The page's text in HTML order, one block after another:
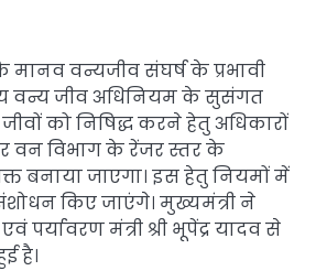
मानव वन्यजीव संघर्ष के प्रभावी
वन्य जीव अधिनियम के सुसंगत
जीवों को निषिद्ध करने हेतु अधिकारों
वन विभाग के रेंजर स्तर के
बनाया जाएगा। इस हेतु नियमों में
किए जाएंगे। मुख्यमंत्री ने
पर्यावरण मंत्री श्री भूपेंद्र यादव से
है।